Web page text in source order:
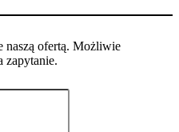
naszą ofertą. Możliwie
zapytanie.